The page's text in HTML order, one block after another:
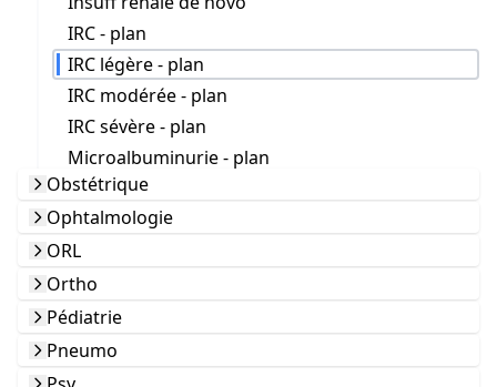
IRC - plan
IRC légère - plan
IRC modérée - plan
IRC sévère - plan
Microalbuminurie - plan
Obstétrique
Ophtalmologie
ORL
Ortho
Pédiatrie
Pneumo